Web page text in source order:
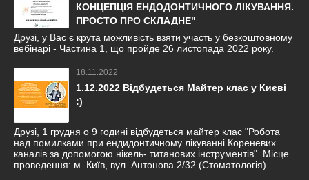
КОНЦЕПЦІЯ ЕНДОДОНТИЧНОГО ЛІКУВАННЯ.
ПРОСТО ПРО СКЛАДНЕ"
Друзі, у Вас є крута можливість взяти участь у безкоштовному
вебінарі - Частина 1, що пройде 26 листопада 2022 року.
18.11.2022
1.12.2022 Відбудеться Майтер клас у Києві
:)
Друзі, 1 грудня о 9 годині відбудеться майтер клас "Робота
над помилками при ендидонтичному лікуванні Кореневих
каналів за допомогою нікель- титанових інструментів" Місце
проведення: м. Київ, вул. Антонова 2/32 (Стоматологія)